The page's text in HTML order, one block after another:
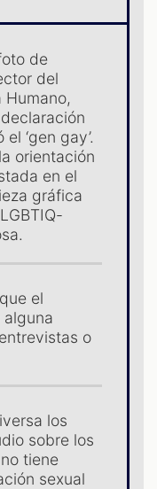
de
del
Humano,
‘gen gay’.
orientación
en el
gráfica
el
o
los
sobre los
tiene
sexual